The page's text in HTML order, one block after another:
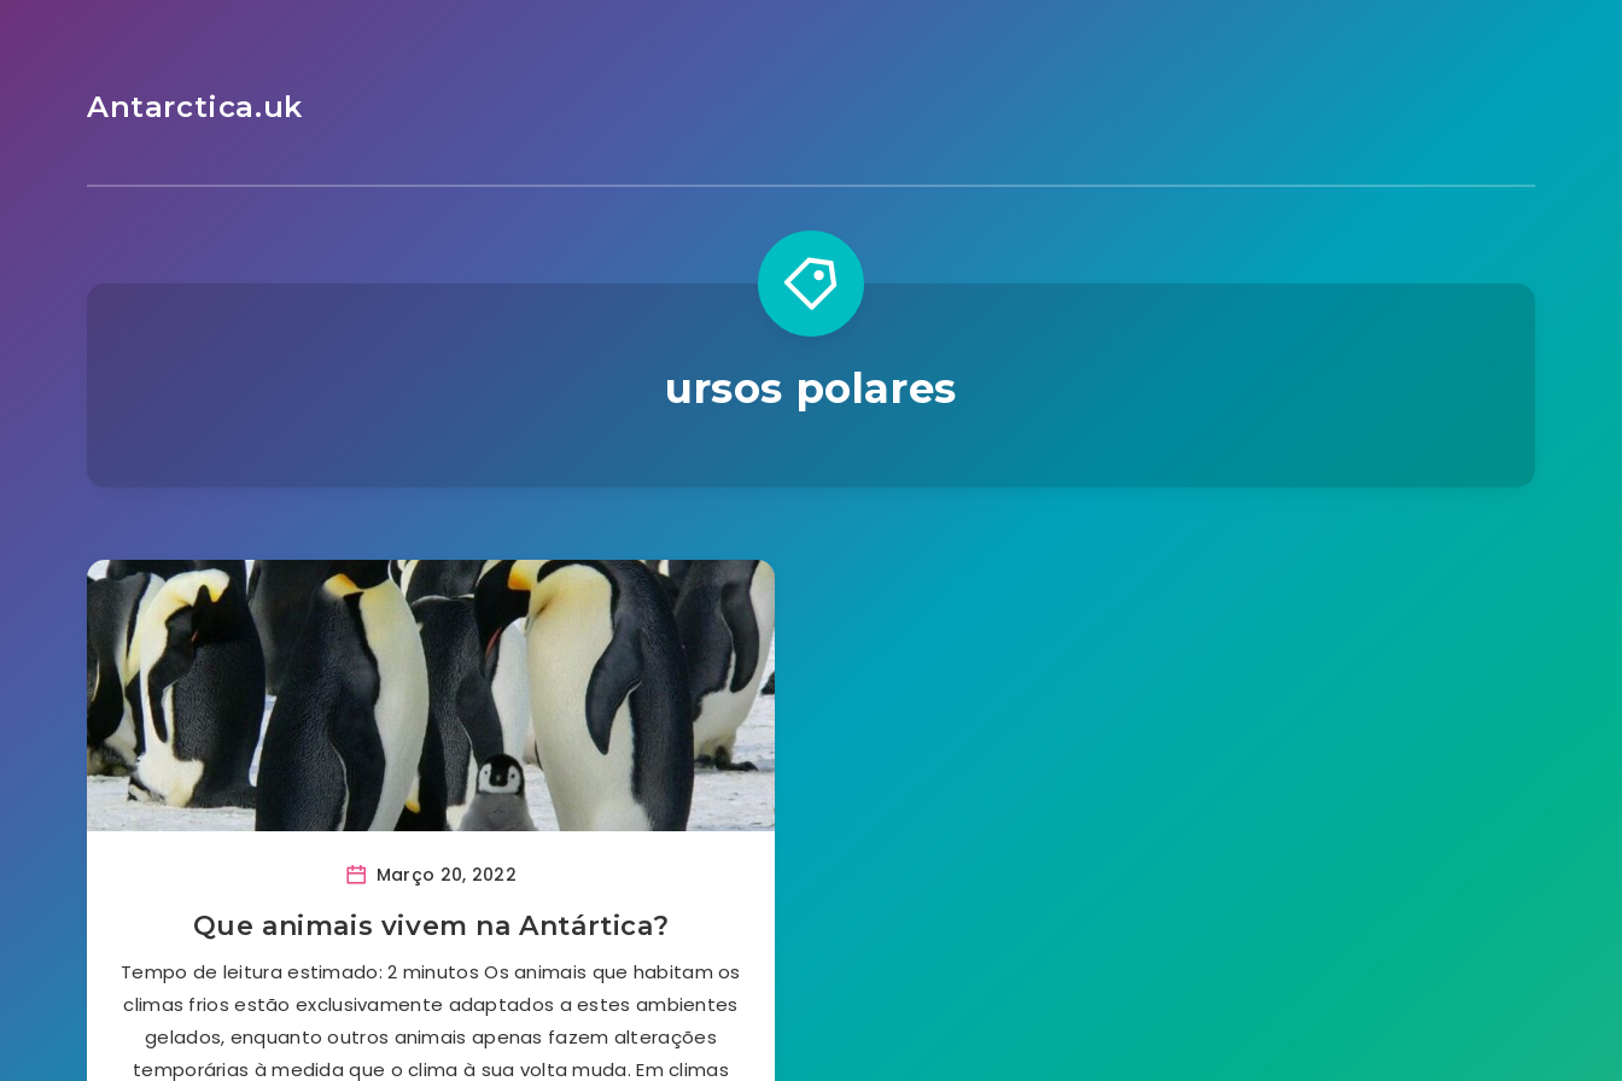
Antarctica.uk
ursos polares
Março 20, 2022
Que animais vivem na Antártica?
Tempo de leitura estimado: 2 minutos Os animais que habitam os
climas frios estão exclusivamente adaptados a estes ambientes
gelados, enquanto outros animais apenas fazem alterações
temporárias à medida que o clima à sua volta muda. Em climas